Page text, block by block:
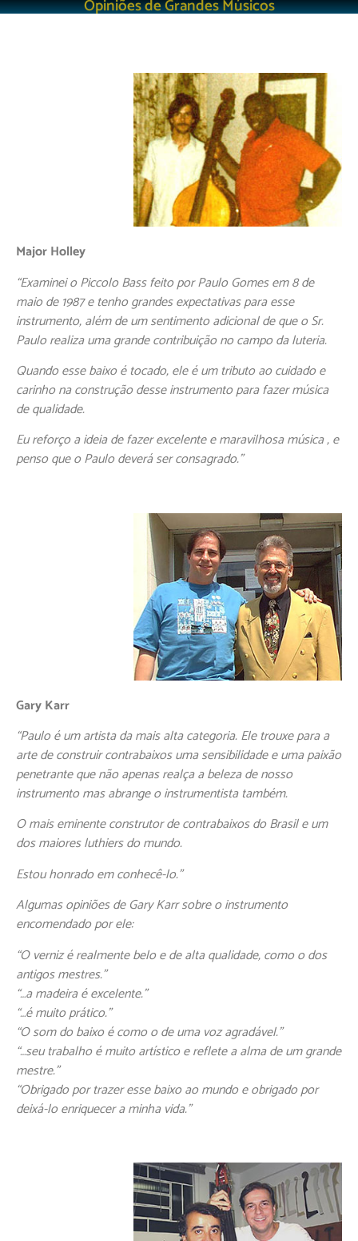
Opiniões de Grandes Músicos
Major Holley
“Examinei o Piccolo Bass feito por Paulo Gomes em 8 de
maio de 1987 e tenho grandes expectativas para esse
instrumento, além de um sentimento adicional de que o Sr.
Paulo realiza uma grande contribuição no campo da luteria.
Quando esse baixo é tocado, ele é um tributo ao cuidado e
carinho na construção desse instrumento para fazer música
de qualidade.
Eu reforço a ideia de fazer excelente e maravilhosa música , e
penso que o Paulo deverá ser consagrado.”
Gary Karr
“Paulo é um artista da mais alta categoria. Ele trouxe para a
arte de construir contrabaixos uma sensibilidade e uma paixão
penetrante que não apenas realça a beleza de nosso
instrumento mas abrange o instrumentista também.
O mais eminente construtor de contrabaixos do Brasil e um
dos maiores luthiers do mundo.
Estou honrado em conhecê-lo.”
Algumas opiniões de Gary Karr sobre o instrumento
encomendado por ele:
“O verniz é realmente belo e de alta qualidade, como o dos
antigos mestres.”
“…a madeira é excelente.”
“…é muito prático.”
“O som do baixo é como o de uma voz agradável.”
“…seu trabalho é muito artístico e reflete a alma de um grande
mestre.”
“Obrigado por trazer esse baixo ao mundo e obrigado por
deixá-lo enriquecer a minha vida.”